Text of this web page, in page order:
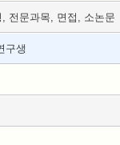
, 전문과목, 면접, 소논문
구생